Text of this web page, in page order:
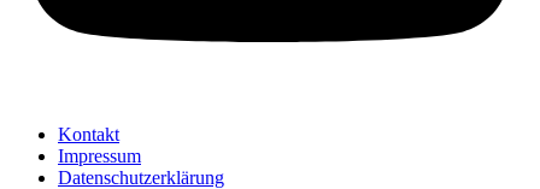
Kontakt
Impressum
Datenschutzerklärung